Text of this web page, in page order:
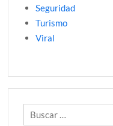
Seguridad
Turismo
Viral